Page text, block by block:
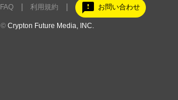
FAQ 利用規約 feedback お問い合わせ
© Crypton Future Media, INC.